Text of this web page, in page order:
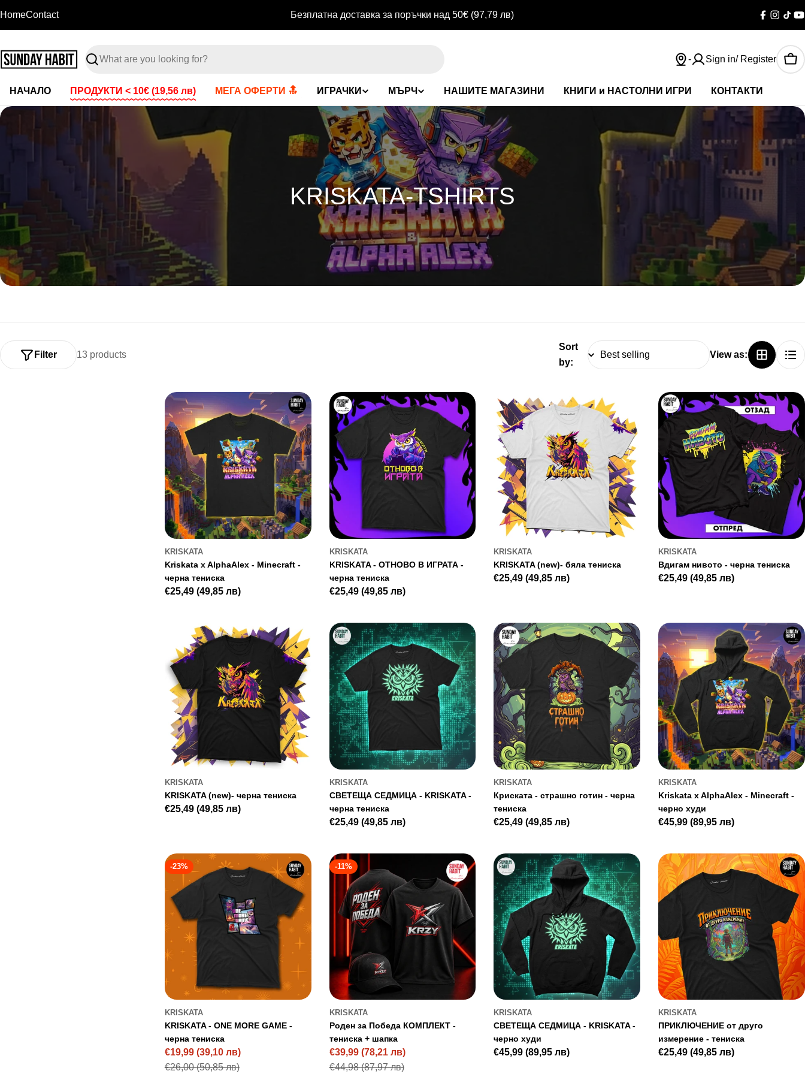
HomeContact Безплатна доставка за поръчки над 50€ (97,79 лв)
Facebook
Search
- Sign in/ Register
НАЧАЛО ПРОДУКТИ < 10€ (19,56 лв) МЕГА ОФЕРТИ 🔝 ИГРАЧКИ МЪРЧ НАШИТЕ МАГАЗИНИ КНИГИ и НАСТОЛНИ ИГРИ КОНТАКТИ
C
L
I
O
N
:
KRISKATA-TSHIRTS
13 products
Filter
Sort
by:
View as:
KRISKATA
Kriskata x AlphaAlex - Minecraft -
черна тениска
Regular
€25,49 (49,85 лв)
KRISKATA
KRISKATA - ОТНОВО В ИГРАТА -
черна тениска
Regular
€25,49 (49,85 лв)
KRISKATA
KRISKATA (new)- бяла тениска
Regular
€25,49(49,85 лв)
KRISKATA
Вдигам нивото - черна тениска
Regular
€25,49(49,85 лв)
KRISKATA
KRISKATA (new)- черна тениска
Regular
€25,49 (49,85 лв)
KRISKATA
СВЕТЕЩА СЕДМИЦА - KRISKATA -
черна тениска
Regular
€25,49 (49,85 лв)
KRISKATA
Криската - страшно готин - черна
тениска
Regular
€25,49(49,85 лв)
KRISKATA
Kriskata x AlphaAlex - Minecraft -
черно худи
Regular
€45,99(89,95 лв)
-23%
KRISKATA
KRISKATA - ONE MORE GAME -
черна тениска
Sale
€19,99 (39,10 лв)
Regular
€26,00(50,85 лв)
-11%
KRISKATA
Роден за Победа КОМПЛЕКТ -
тениска + шапка
Sale
€39,99 (78,21 лв)
Regular
€44,98(87,97 лв)
KRISKATA
СВЕТЕЩА СЕДМИЦА - KRISKATA -
черно худи
Regular
€45,99(89,95 лв)
KRISKATA
ПРИКЛЮЧЕНИЕ от друго
измерение - тениска
Regular
€25,49(49,85 лв)